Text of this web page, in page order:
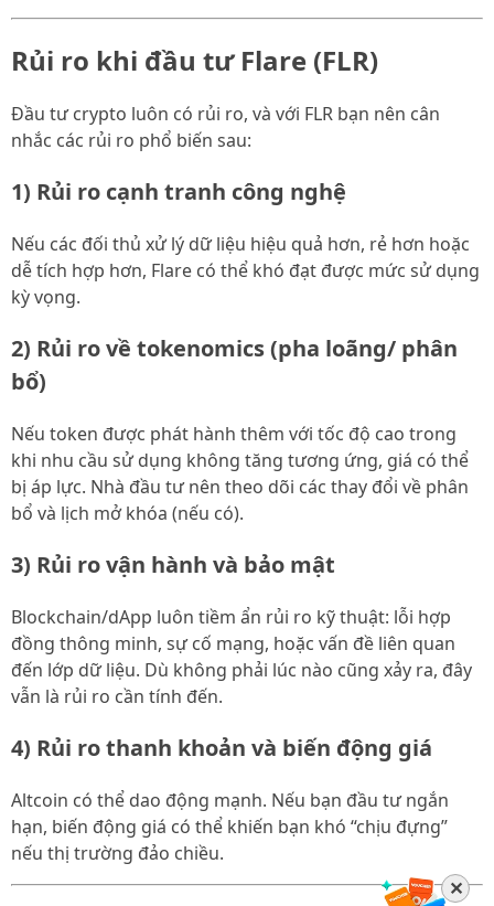
Rủi ro khi đầu tư Flare (FLR)
Đầu tư crypto luôn có rủi ro, và với FLR bạn nên cân
nhắc các rủi ro phổ biến sau:
1) Rủi ro cạnh tranh công nghệ
Nếu các đối thủ xử lý dữ liệu hiệu quả hơn, rẻ hơn hoặc
dễ tích hợp hơn, Flare có thể khó đạt được mức sử dụng
kỳ vọng.
2) Rủi ro về tokenomics (pha loãng/ phân
bổ)
Nếu token được phát hành thêm với tốc độ cao trong
khi nhu cầu sử dụng không tăng tương ứng, giá có thể
bị áp lực. Nhà đầu tư nên theo dõi các thay đổi về phân
bổ và lịch mở khóa (nếu có).
3) Rủi ro vận hành và bảo mật
Blockchain/dApp luôn tiềm ẩn rủi ro kỹ thuật: lỗi hợp
đồng thông minh, sự cố mạng, hoặc vấn đề liên quan
đến lớp dữ liệu. Dù không phải lúc nào cũng xảy ra, đây
vẫn là rủi ro cần tính đến.
4) Rủi ro thanh khoản và biến động giá
Altcoin có thể dao động mạnh. Nếu bạn đầu tư ngắn
hạn, biến động giá có thể khiến bạn khó “chịu đựng”
nếu thị trường đảo chiều.
✕